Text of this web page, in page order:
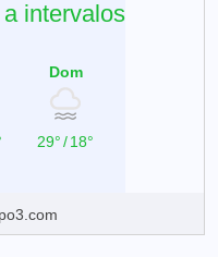
intervalos
Dom
29°/18°